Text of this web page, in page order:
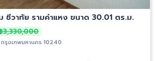
ชีวาทัย รามคำแหง ขนาด 30.01 ตร.ม.
รุงเทพมหานคร 10240